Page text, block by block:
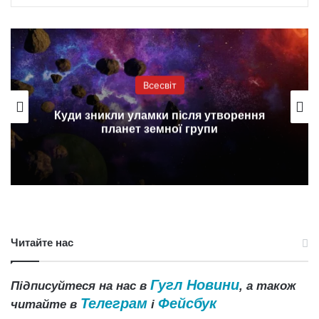
Всесвіт
Астрономи побачили
Читайте нас
Підписуйтеся на нас в Гугл Новини, а також
читайте в Телеграм і Фейсбук